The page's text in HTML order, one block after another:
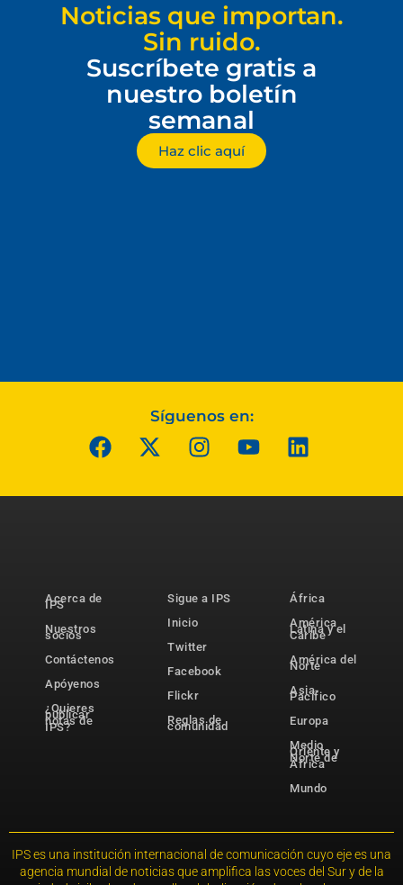
Noticias que importan.
Sin ruido.
Suscríbete gratis a
nuestro boletín
semanal
Haz clic aquí
Síguenos en:
Acerca de
IPS
Nuestros
socios
Contáctenos
Apóyenos
¿Quieres
publicar
notas de
IPS?
Sigue a IPS
Inicio
Twitter
Facebook
Flickr
Reglas de
comunidad
África
América
Latina y el
Caribe
América del
Norte
Asia-
Pacífico
Europa
Medio
Oriente y
Norte de
África
Mundo
IPS es una institución internacional de comunicación cuyo eje es una
agencia mundial de noticias que amplifica las voces del Sur y de la